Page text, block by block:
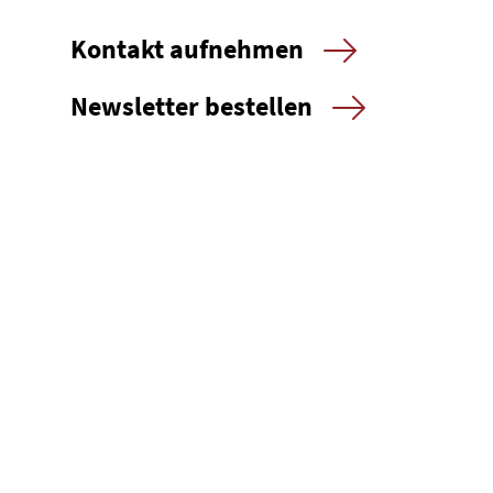
Kontakt aufnehmen
Newsletter bestellen